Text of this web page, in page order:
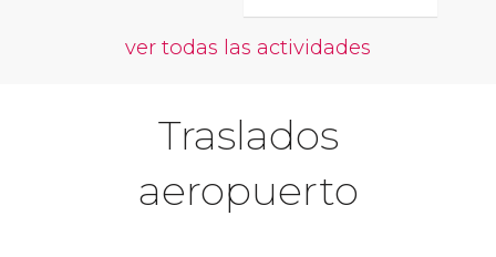
ver todas las actividades
Traslados
aeropuerto